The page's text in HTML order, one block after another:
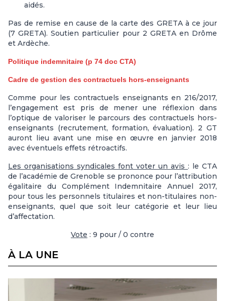
aidés.
Pas de remise en cause de la carte des GRETA à ce jour
(7 GRETA). Soutien particulier pour 2 GRETA en Drôme
et Ardèche.
Politique indemnitaire (p 74 doc CTA)
Cadre de gestion des contractuels hors-enseignants
Comme pour les contractuels enseignants en 216/2017,
l’engagement est pris de mener une réflexion dans
l’optique de valoriser le parcours des contractuels hors-
enseignants (recrutement, formation, évaluation). 2 GT
auront lieu avant une mise en œuvre en janvier 2018
avec éventuels effets rétroactifs.
Les organisations syndicales font voter un avis : le CTA
de l’académie de Grenoble se prononce pour l’attribution
égalitaire du Complément Indemnitaire Annuel 2017,
pour tous les personnels titulaires et non-titulaires non-
enseignants, quel que soit leur catégorie et leur lieu
d’affectation.
Vote : 9 pour / 0 contre
À LA UNE